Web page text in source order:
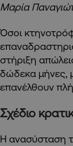
Μαρία
Όσοι
στήριξη
δώδεκα μήνες,
επανέλθουν
Σχέδιο
Η ανασύσταση